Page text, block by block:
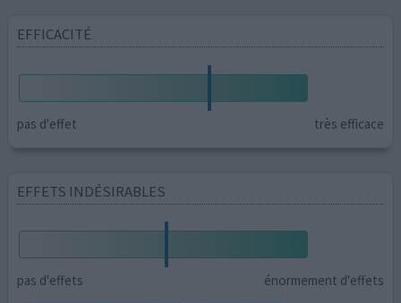
EFFICACITÉ
pas d'effet très efficace
EFFETS INDÉSIRABLES
pas d'effets
énormement d'effets